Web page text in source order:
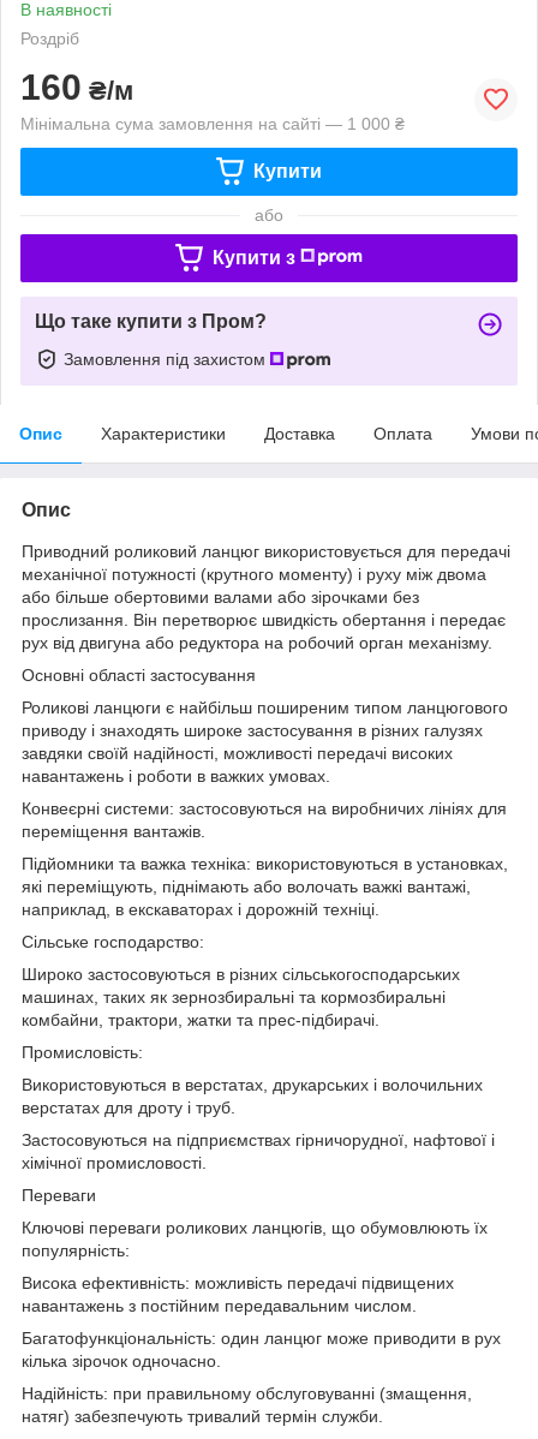
В наявності
Роздріб
160 ₴/м
Мінімальна сума замовлення на сайті — 1 000 ₴
Купити
або
Купити з
Що таке купити з Пром?
Замовлення під захистом
Опис Характеристики Доставка Оплата Умови
Опис
Приводний роликовий ланцюг використовується для передачі
механічної потужності (крутного моменту) і руху між двома
або більше обертовими валами або зірочками без
прослизання. Він перетворює швидкість обертання і передає
рух від двигуна або редуктора на робочий орган механізму.
Основні області застосування
Роликові ланцюги є найбільш поширеним типом ланцюгового
приводу і знаходять широке застосування в різних галузях
завдяки своїй надійності, можливості передачі високих
навантажень і роботи в важких умовах.
Конвеєрні системи: застосовуються на виробничих лініях для
переміщення вантажів.
Підйомники та важка техніка: використовуються в установках,
які переміщують, піднімають або волочать важкі вантажі,
наприклад, в екскаваторах і дорожній техніці.
Сільське господарство:
Широко застосовуються в різних сільськогосподарських
машинах, таких як зернозбиральні та кормозбиральні
комбайни, трактори, жатки та прес-підбирачі.
Промисловість:
Використовуються в верстатах, друкарських і волочильних
верстатах для дроту і труб.
Застосовуються на підприємствах гірничорудної, нафтової і
хімічної промисловості.
Переваги
Ключові переваги роликових ланцюгів, що обумовлюють їх
популярність:
Висока ефективність: можливість передачі підвищених
навантажень з постійним передавальним числом.
Багатофункціональність: один ланцюг може приводити в рух
кілька зірочок одночасно.
Надійність: при правильному обслуговуванні (змащення,
натяг) забезпечують тривалий термін служби.